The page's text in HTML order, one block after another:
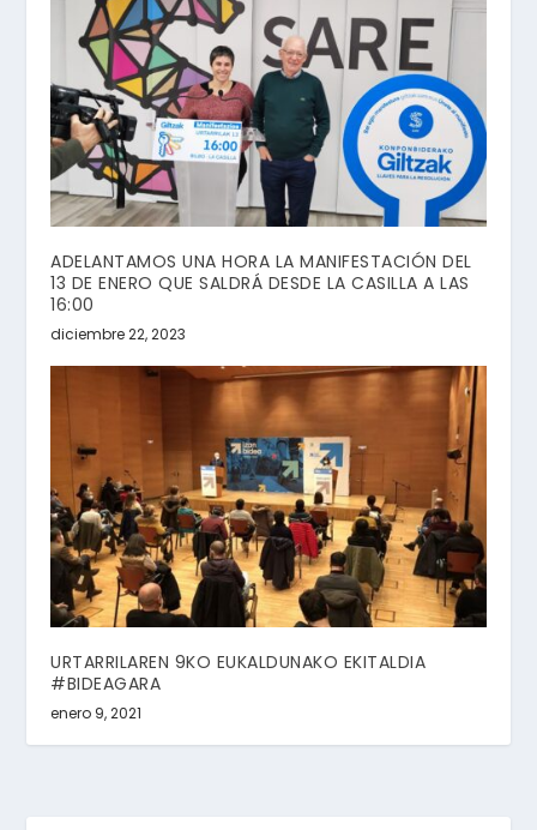
ADELANTAMOS UNA HORA LA MANIFESTACIÓN DEL
13 DE ENERO QUE SALDRÁ DESDE LA CASILLA A LAS
16:00
diciembre 22, 2023
URTARRILAREN 9KO EUKALDUNAKO EKITALDIA
#BIDEAGARA
enero 9, 2021